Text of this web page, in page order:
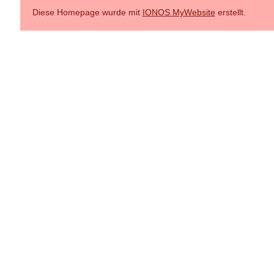
Diese Homepage wurde mit IONOS MyWebsite erstellt.